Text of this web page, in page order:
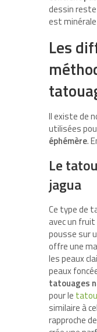
dessin
est
Les
Il existe de
utilisées
éphémère.
Le
jagua
Ce type de
avec un
pousse sur
offre une
les peaux
peaux
tatouages
pour le
similaire à
rapproche